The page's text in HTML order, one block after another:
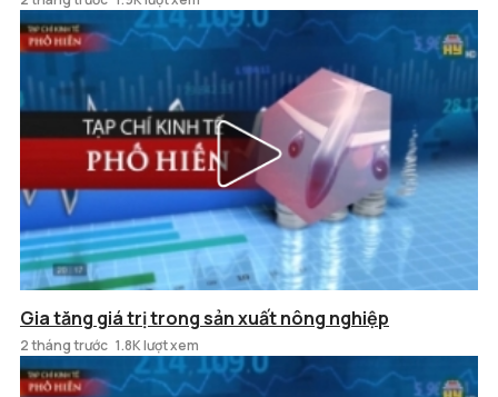
Gia tăng giá trị trong sản xuất nông nghiệp
2 tháng trước 1.8K lượt xem